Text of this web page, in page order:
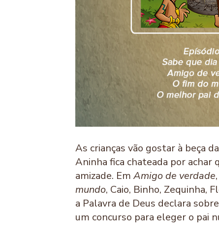
As crianças vão gostar à beça
Aninha fica chateada por achar
amizade. EmAmigo de verdade
mundo, Caio, Binho, Zequinha,
a Palavra de Deus declara
um concurso para eleger o pai